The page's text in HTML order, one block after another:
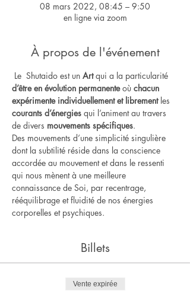
08 mars 2022, 08:45 – 9:50
en ligne via zoom
À propos de l'événement
Le  Shutaido est un Art qui a la particularité
d’être en évolution permanente où chacun
expérimente individuellement et librement les
courants d’énergies qui l’animent au travers
de divers mouvements spécifiques.
Des mouvements d’une simplicité singulière
dont la subtilité réside dans la conscience
accordée au mouvement et dans le ressenti
qui nous mènent à une meilleure
connaissance de Soi, par recentrage,
rééquilibrage et fluidité de nos énergies
corporelles et psychiques.
Billets
Vente expirée